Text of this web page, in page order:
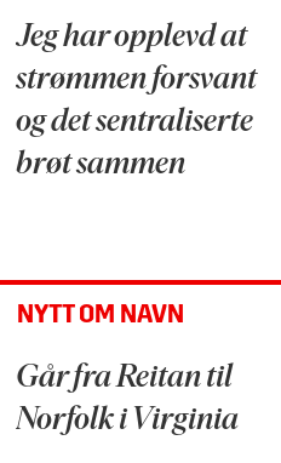
Jeg har opplevd at
strømmen forsvant
og det sentraliserte
brøt sammen
NYTT OM NAVN
Går fra Reitan til
Norfolk i Virginia